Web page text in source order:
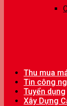
Thu mua
Tin công
Tuyển dụng
Xây Dựng